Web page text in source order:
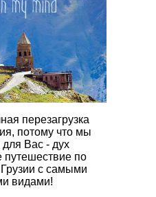
перезагрузка
потому что мы
для Вас - дух
по
с самыми
видами!